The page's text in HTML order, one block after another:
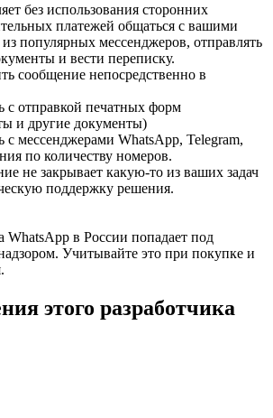
без использования сторонних
платежей общаться с вашими
популярных мессенджеров, отправлять
и вести переписку.
сообщение непосредственно в
с отправкой печатных форм
и другие документы)
с мессенджерами WhatsApp, Telegram,
по количеству номеров.
не закрывает какую-то из ваших задач
поддержку решения.
WhatsApp в России попадает под
Учитывайте это при покупке и
этого разработчика